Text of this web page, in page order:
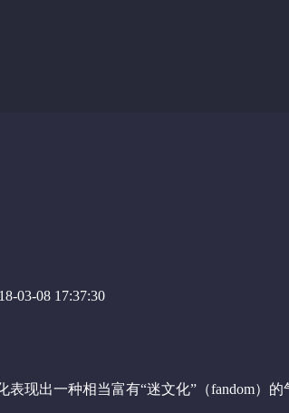
03-08 17:37:30
现出一种相当富有“迷文化”（fandom）的